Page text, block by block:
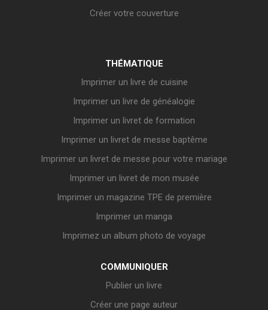
Créer votre couverture
THÉMATIQUE
Imprimer un livre de cuisine
Imprimer un livre de généalogie
Imprimer un livret de formation
Imprimer un livret de messe baptême
Imprimer un livret de messe pour votre mariage
Imprimer un livret de mon musée
Imprimer un magazine TPE de première
Imprimer un manga
Imprimez un album photo de voyage
COMMUNIQUER
Publier un livre
Créer une page auteur